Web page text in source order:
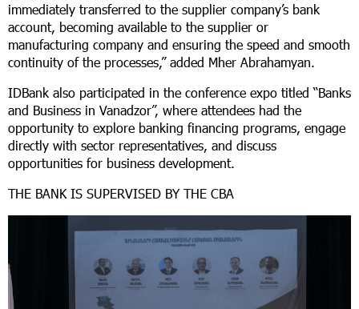
immediately transferred to the supplier company’s bank
account, becoming available to the supplier or
manufacturing company and ensuring the speed and smooth
continuity of the processes,” added Mher Abrahamyan.
IDBank also participated in the conference expo titled “Banks
and Business in Vanadzor”, where attendees had the
opportunity to explore banking financing programs, engage
directly with sector representatives, and discuss
opportunities for business development.
THE BANK IS SUPERVISED BY THE CBA